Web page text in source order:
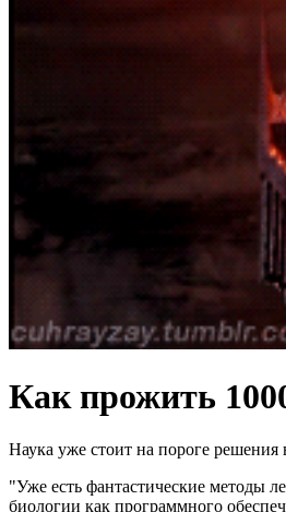
Как прожить
Наука уже стоит на пороге
"Уже есть фантастические методы
биологии как программного